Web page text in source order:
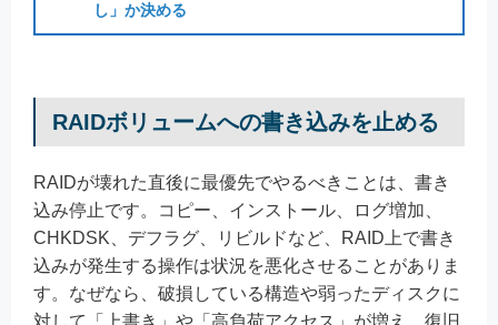
し」か決める
RAIDボリュームへの書き込みを止める
RAIDが壊れた直後に最優先でやるべきことは、書き
込み停止です。コピー、インストール、ログ増加、
CHKDSK、デフラグ、リビルドなど、RAID上で書き
込みが発生する操作は状況を悪化させることがありま
す。なぜなら、破損している構造や弱ったディスクに
対して「上書き」や「高負荷アクセス」が増え、復旧